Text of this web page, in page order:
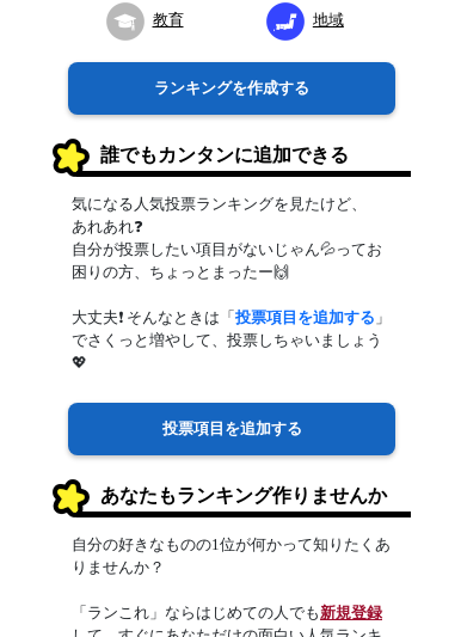
教育 地域
ランキングを作成する
誰でもカンタンに追加できる
気になる人気投票ランキングを見たけど、
あれあれ❓
自分が投票したい項目がないじゃん💦ってお
困りの方、ちょっとまったー🙌
大丈夫❗ そんなときは「投票項目を追加する 」
でさくっと増やして、投票しちゃいましょう
💖
投票項目を追加する
あなたもランキング作りませんか
自分の好きなものの1位が何かって知りたくあ
りませんか？
「ランこれ」ならはじめての人でも新規登録